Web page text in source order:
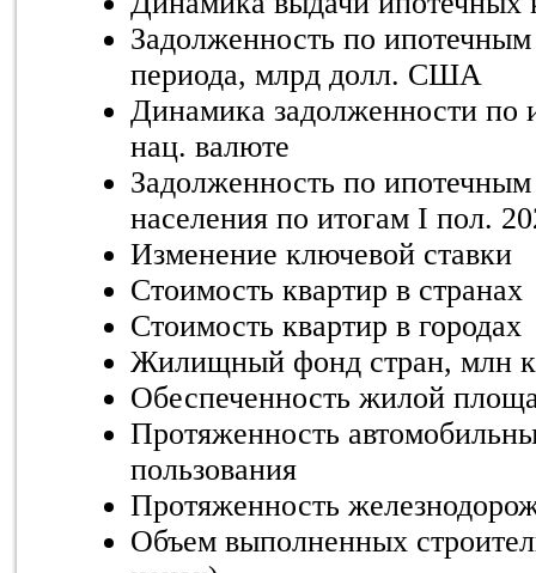
Задолженность по
периода, млрд долл. США
Динамика задолженности по
нац. валюте
Задолженность по
населения по итогам I пол.
Изменение ключевой ставки
Стоимость квартир в странах
Стоимость квартир в городах
Жилищный фонд стран, млн
Обеспеченность жилой
Протяженность
пользования
Протяженность
Объем выполненных